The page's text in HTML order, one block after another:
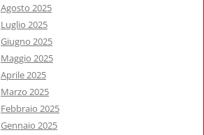
Agosto 2025
Luglio 2025
Giugno 2025
Maggio 2025
Aprile 2025
Marzo 2025
Febbraio 2025
Gennaio 2025